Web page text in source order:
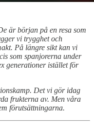
är början på en resa som
vi trygghet och
På längre sikt kan vi
som spanjorerna under
generationer istället för
Det vi gör idag
frukterna av. Men våra
förutsättningarna.